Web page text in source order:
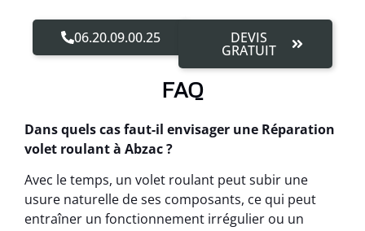
06.20.09.00.25 DEVIS
GRATUIT
FAQ
Dans quels cas faut-il envisager une Réparation
volet roulant à Abzac ?
Avec le temps, un volet roulant peut subir une
usure naturelle de ses composants, ce qui peut
entraîner un fonctionnement irrégulier ou un